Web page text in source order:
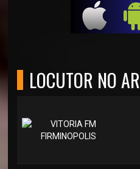
LOCUTOR NO AR